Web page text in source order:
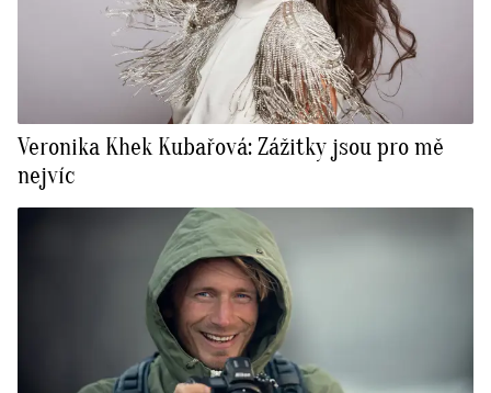
Veronika Khek Kubařová: Zážitky jsou pro mě
nejvíc